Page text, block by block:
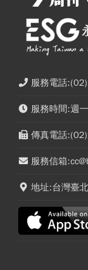
服務電話
服務時間:週
傳真電話
服務信箱
地址:台灣臺